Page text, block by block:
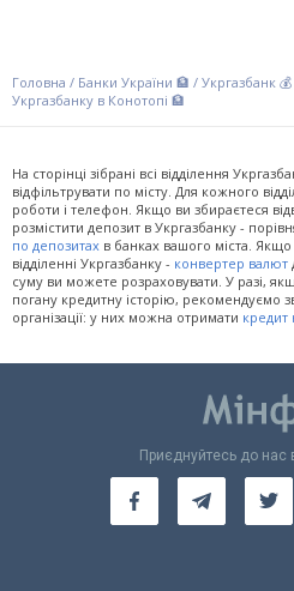
Головна / Банки України 🏦 / Укргазбанк 💰
Укргазбанку в Конотопі 🏦
На сторінці зібрані всі відділення
відфільтрувати по місту. Для кожного
роботи і телефон. Якщо ви збираєтеся
розмістити депозит в Укргазбанку -
по депозитах в банках вашого міста.
відділенні Укргазбанку - конвертер валют
суму ви можете розраховувати. У разі,
погану кредитну історію, рекомендуємо
організації: у них можна отримати кредит
Приєднуйтесь до нас